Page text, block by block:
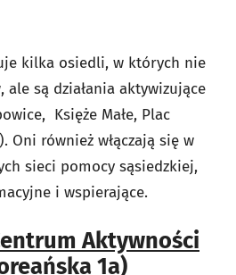
kilka osiedli, w których nie
ale są działania aktywizujące
Księże Małe, Plac
Oni również włączają się w
sieci pomocy sąsiedzkiej,
i wspierające.
Aktywności
1a)